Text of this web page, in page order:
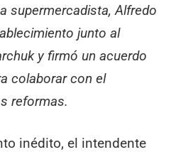
supermercadista, Alfredo
junto al
y firmó un acuerdo
colaborar con el
reformas.
inédito, el intendente